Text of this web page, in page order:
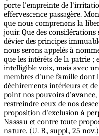
porte l'empreinte de
effervescence passagère.
que nous comprenons la
jouir. Que des
dévier des principes
nous serons appelés à
que les intérêts de la patrie ;
intelligible voix, mais avec
membres d'une famille dont
déchirements intérieurs et
point nos pouvoirs d'avance,
restreindre ceux de nos
proposition d'exclusion à
Nassau et contre toute
nature. (U. B., suppl., 25 nov.)